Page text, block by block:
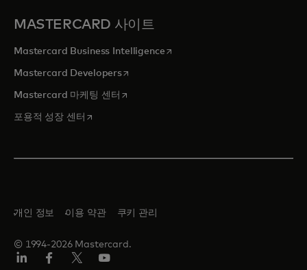
MASTERCARD 사이트
Mastercard Business Intelligence새 탭에서 열림
Mastercard Developers새 탭에서 열림
Mastercard 마케팅 센터 새 탭에서 열림
포용적 성장 센터 새 탭에서 열림
© 1994-2026 Mastercard.
개인 정보 이용 약관 쿠키 관리